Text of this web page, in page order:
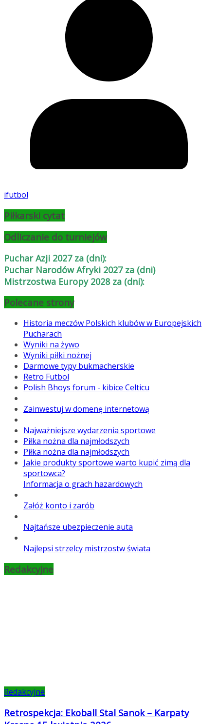
ifutbol
Piłkarski cytat
Odliczanie do turniejów
Puchar Azji 2027 za (dni):
Puchar Narodów Afryki 2027 za (dni)
Mistrzostwa Europy 2028 za (dni):
Polecane strony
Historia meczów Polskich klubów w Europejskich
Pucharach
Wyniki na żywo
Wyniki piłki nożnej
Darmowe typy bukmacherskie
Retro Futbol
Polish Bhoys forum - kibice Celticu
Zainwestuj w domenę internetową
Najważniejsze wydarzenia sportowe
Piłka nożna dla najmłodszych
Piłka nożna dla najmłodszych
Jakie produkty sportowe warto kupić zimą dla
sportowca?
Informacja o grach hazardowych
Załóż konto i zarób
Najtańsze ubezpieczenie auta
Najlepsi strzelcy mistrzostw świata
Redakcyjne
Redakcyjne
Retrospekcja: Ekoball Stal Sanok – Karpaty